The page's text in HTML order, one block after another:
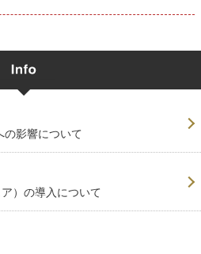
影響について
）の導入について